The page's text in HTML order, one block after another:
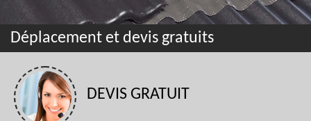
Déplacement et devis gratuits
DEVIS GRATUIT